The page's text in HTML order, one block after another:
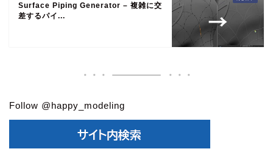
Surface Piping Generator – 複雑に交
差するパイ...
Follow @happy_modeling